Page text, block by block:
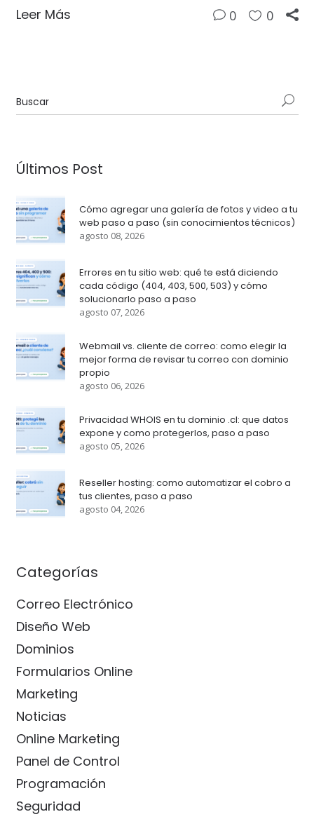
Leer Más 0 0
Últimos Post
Cómo agregar una galería de fotos y video a tu
web paso a paso (sin conocimientos técnicos)
agosto 08, 2026
Errores en tu sitio web: qué te está diciendo
cada código (404, 403, 500, 503) y cómo
solucionarlo paso a paso
agosto 07, 2026
Webmail vs. cliente de correo: como elegir la
mejor forma de revisar tu correo con dominio
propio
agosto 06, 2026
Privacidad WHOIS en tu dominio .cl: que datos
expone y como protegerlos, paso a paso
agosto 05, 2026
Reseller hosting: como automatizar el cobro a
tus clientes, paso a paso
agosto 04, 2026
Categorías
Correo Electrónico
Diseño Web
Dominios
Formularios Online
Marketing
Noticias
Online Marketing
Panel de Control
Programación
Seguridad